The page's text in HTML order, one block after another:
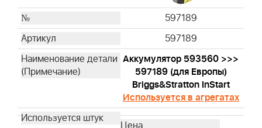
597189
597189
Аккумулятор 593560 >>>
597189 (для Европы)
Briggs&Stratton InStart
Используется в агрегатах